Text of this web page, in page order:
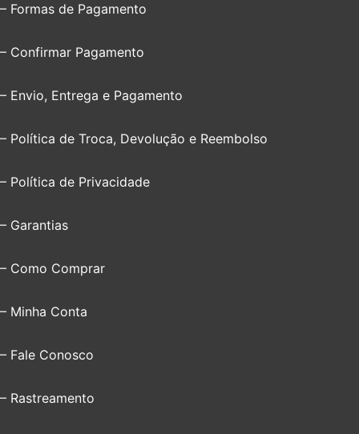
– Formas de Pagamento
– Confirmar Pagamento
– Envio, Entrega e Pagamento
– Política de Troca, Devolução e Reembolso
– Política de Privacidade
– Garantias
– Como Comprar
– Minha Conta
– Fale Conosco
– Rastreamento